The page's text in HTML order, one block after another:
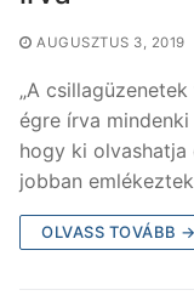
AUGUSZTUS 3, 2019
„A
égre írva
hogy ki olvashatja
jobban
OLVASS TOVÁBB →